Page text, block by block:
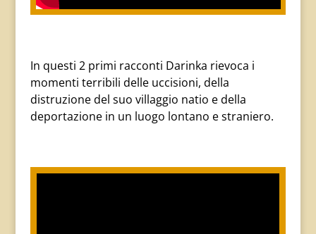
In questi 2 primi racconti Darinka rievoca i
momenti terribili delle uccisioni, della
distruzione del suo villaggio natio e della
deportazione in un luogo lontano e straniero.